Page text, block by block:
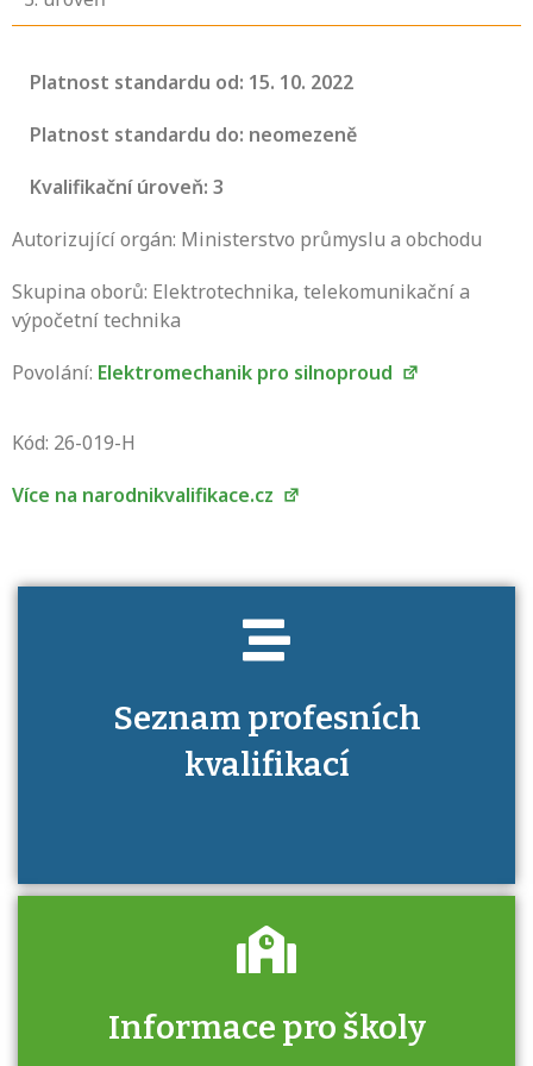
Platnost standardu od: 15. 10. 2022
Platnost standardu do: neomezeně
Kvalifikační úroveň: 3
Autorizující orgán: Ministerstvo průmyslu a obchodu
Skupina oborů: Elektrotechnika, telekomunikační a
výpočetní technika
Povolání: Elektromechanik pro silnoproud
Kód: 26-019-H
Více na narodnikvalifikace.cz
Seznam profesních
kvalifikací
Víte, jaké dovednosti musíte pro danou
Informace pro školy
Zjistěte, jak se přihlásit ke zkoušce a kde